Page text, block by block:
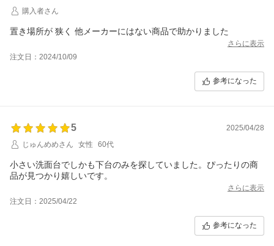
購入者さん
置き場所が 狭く 他メーカーにはない商品で助かりました
さらに表示
注文日：2024/10/09
参考になった
5
2025/04/28
じゅんめめさん
女性 60代
小さい洗面台でしかも下台のみを探していました。ぴったりの商
品が見つかり嬉しいです。
さらに表示
注文日：2025/04/22
参考になった